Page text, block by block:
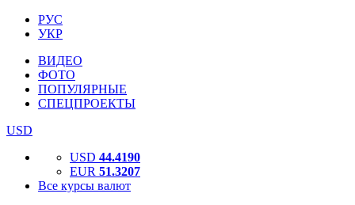
РУС
УКР
ВИДЕО
ФОТО
ПОПУЛЯРНЫЕ
СПЕЦПРОЕКТЫ
USD
USD 44.4190
EUR 51.3207
Все курсы валют